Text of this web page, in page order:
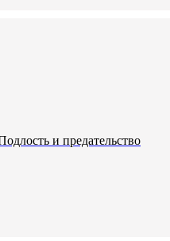
и предательство